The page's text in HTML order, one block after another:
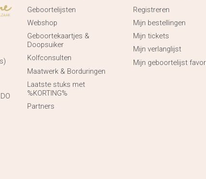
Geboortelijsten
Webshop
Geboortekaartjes &
Doopsuiker
Kolfconsulten
Maatwerk & Borduringen
Laatste stuks met
%KORTING%
Partners
Registreren
Mijn bestellingen
Mijn tickets
Mijn verlanglijst
Mijn geboortelijst